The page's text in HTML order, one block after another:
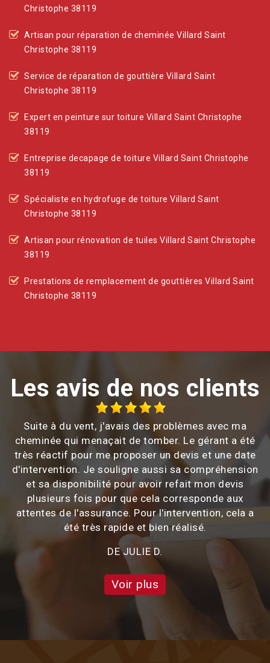
Christophe 38119
Artisan pour réparation de cheminée Villard Saint
Christophe 38119
Service de réparation de gouttière Villard Saint
Christophe 38119
Expert en peinture sur toiture Villard Saint Christophe
38119
Entreprise decapage de toiture Villard Saint Christophe
38119
Spécialiste en hydrofuge de toiture Villard Saint
Christophe 38119
Artisan pour rénovation de tuiles Villard Saint Christophe
38119
Prestations de remplacement de gouttières Villard Saint
Christophe 38119
Les avis de nos clients
Suite à du vent, j'avais des problèmes avec ma
cheminée qui menaçait de tomber. Le gérant a été
très réactif pour me proposer un devis et une date
d'intervention. Je souligne aussi sa compréhension
et sa disponibilité pour avoir refait mon devis
plusieurs fois pour que cela corresponde aux
attentes de l'assurance. Pour l'intervention, cela a
été très rapide et bien réalisé.
DE JULIE D.
Voir plus